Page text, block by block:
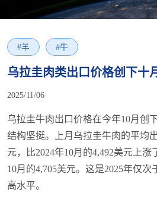
#羊 #牛
乌拉圭肉类出口价格创下十
2025/11/06
乌拉圭牛肉出口价格在今年10月创
结构坚挺。上月乌拉圭牛肉的平均
元，比2024年10月的4,492美元上涨
10月的4,705美元。这是2025年仅次
高水平。